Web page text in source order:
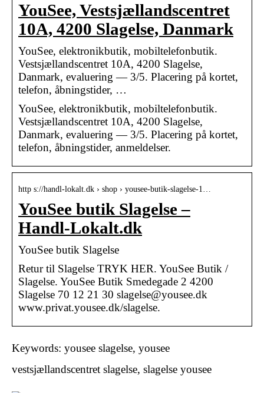
YouSee, Vestsjællandscentret
10A, 4200 Slagelse, Danmark
YouSee, elektronikbutik, mobiltelefonbutik.
Vestsjællandscentret 10A, 4200 Slagelse,
Danmark, evaluering — 3/5. Placering på kortet,
telefon, åbningstider, …
YouSee, elektronikbutik, mobiltelefonbutik.
Vestsjællandscentret 10A, 4200 Slagelse,
Danmark, evaluering — 3/5. Placering på kortet,
telefon, åbningstider, anmeldelser.
http s://handl-lokalt.dk › shop › yousee-butik-slagelse-1…
YouSee butik Slagelse –
Handl-Lokalt.dk
YouSee butik Slagelse
Retur til Slagelse TRYK HER. YouSee Butik /
Slagelse. YouSee Butik Smedegade 2 4200
Slagelse 70 12 21 30 slagelse@yousee.dk
www.privat.yousee.dk/slagelse.
Keywords: yousee slagelse, yousee
vestsjællandscentret slagelse, slagelse yousee